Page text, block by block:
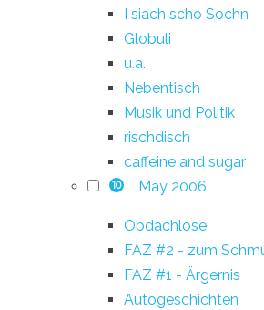
I siach scho Sochn
Globuli
u.a.
Nebentisch
Musik und Politik
rischdisch
caffeine and sugar
10 May 2006
Obdachlose
FAZ #2 - zum
FAZ #1 - Ärgernis
Autogeschichten